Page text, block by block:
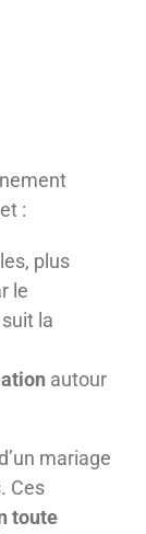
:
plus
le
la
autour
mariage
Ces
toute